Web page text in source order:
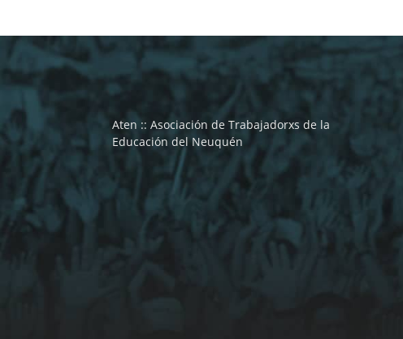
Aten :: Asociación de Trabajadorxs de la
Educación del Neuquén